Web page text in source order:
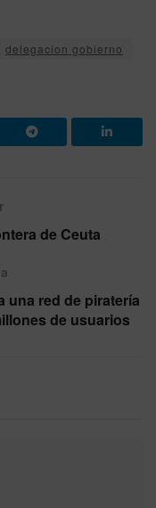
delegacion gobierno
de Ceuta
una red de piratería
de usuarios